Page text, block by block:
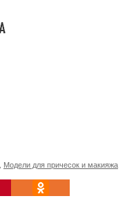
Модели для причесок и макияжа